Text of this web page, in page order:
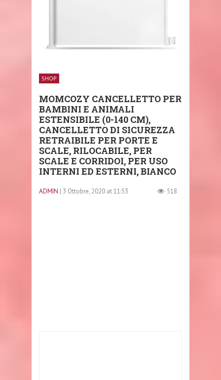
SHOP
MOMCOZY CANCELLETTO PER
BAMBINI E ANIMALI
ESTENSIBILE (0-140 CM),
CANCELLETTO DI SICUREZZA
RETRAIBILE PER PORTE E
SCALE, RILOCABILE, PER
SCALE E CORRIDOI, PER USO
INTERNI ED ESTERNI, BIANCO
ADMIN | 3 Ottobre, 2020 at 11:53 518